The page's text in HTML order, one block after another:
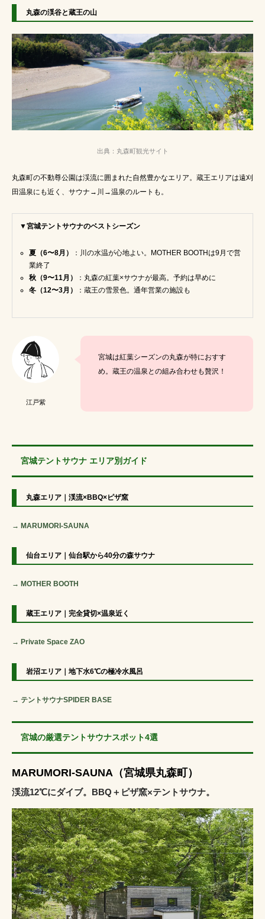
可愛い日焼け対策 サウナ 何着る
テントサウナパークin 家サウナ キャンプ
テントサウナ事故防止 関東
テントサウナ服装 水着 高瀬野キャンプ場
水曜日のダウンタウン 冬 サウナ女子
カップルサウナ特集
水風呂代わり 露出控えめ水着 虫よけ
名探偵津田 ソロキャンプ
薪サウナの魅力 東京
肌見せなし水着 虫よけ対策 ロケ地
キャンプ初心者 サウナ苦手な人にもオススメ
自宅サウナ
丸森の渓谷と蔵王の山
出典：丸森町観光サイト
丸森町の不動尊公園は渓流に囲まれた自然豊かなエリア。蔵王エリアは遠刈
田温泉にも近く、サウナ→川→温泉のルートも。
▼宮城テントサウナのベストシーズン
夏（6〜8月）
：川の水温が心地よい。MOTHER BOOTHは9月で営
業終了
秋（9〜11月）
：丸森の紅葉×サウナが最高。予約は早めに
冬（12〜3月）
：蔵王の雪景色。通年営業の施設も
江戸紫
宮城は紅葉シーズンの丸森が特におすす
め。蔵王の温泉との組み合わせも贅沢！
宮城テントサウナ エリア別ガイド
丸森エリア｜渓流×BBQ×ピザ窯
→ MARUMORI-SAUNA
仙台エリア｜仙台駅から40分の森サウナ
→ MOTHER BOOTH
蔵王エリア｜完全貸切×温泉近く
→ Private Space ZAO
岩沼エリア｜地下水6℃の極冷水風呂
→ テントサウナSPIDER BASE
宮城の厳選テントサウナスポット4選
MARUMORI-SAUNA（宮城県丸森町）
渓流12℃にダイブ。BBQ＋ピザ窯×テントサウナ。